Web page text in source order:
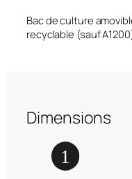
Bac de culture
recyclable (sauf
Dimensions